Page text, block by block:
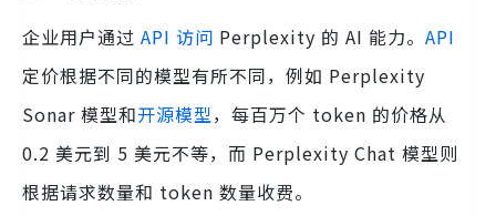
企业用户通过 API 访问 Perplexity 的 AI 能力。 API
定价根据不同的模型有所不同，例如 Perplexity
Sonar 模型和开源模型，每百万个 token 的价格从
0.2 美元到 5 美元不等，而 Perplexity Chat 模型则
根据请求数量和 token 数量收费。